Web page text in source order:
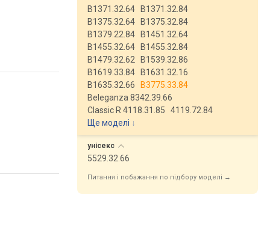
B1371.32.64
B1371.32.84
B1375.32.64
B1375.32.84
B1379.22.84
B1451.32.64
B1455.32.64
B1455.32.84
B1479.32.62
B1539.32.86
B1619.33.84
B1631.32.16
B1635.32.66
B3775.33.84
Beleganza 8342.39.66
Classic R 4118.31.85
4119.72.84
Ще моделі ↓
унісекс
5529.32.66
Питання і побажання по підбору моделі →